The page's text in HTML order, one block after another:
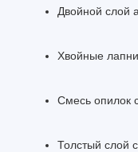
Двойной слой
Хвойные
Смесь опилок
Толстый слой